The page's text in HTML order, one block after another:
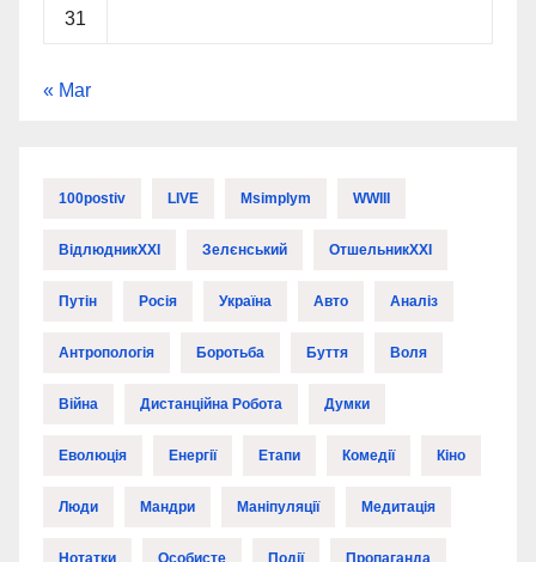
31
« Mar
100postiv LIVE Msimplym WWIII
ВідлюдникXXI Зелєнський ОтшельникXXI
Путін Росія Україна Авто Аналіз
Антропологія Боротьба Буття Воля
Війна Дистанційна Робота Думки
Еволюція Енергії Етапи Комедії Кіно
Люди Мандри Маніпуляції Медитація
Нотатки Особисте Події Пропаганда